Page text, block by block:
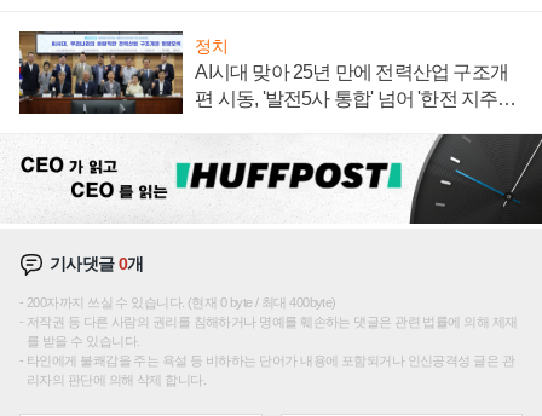
정치
AI시대 맞아 25년 만에 전력산업 구조개
편 시동, '발전5사 통합' 넘어 '한전 지주사'
기사댓글0개
200자까지 쓰실 수 있습니다. (현재 0 byte / 최대 400byte)
저작권 등 다른 사람의 권리를 침해하거나 명예를 훼손하는 댓글은 관련 법률에 의해 제재
를 받을 수 있습니다.
타인에게 불쾌감을 주는 욕설 등 비하하는 단어가 내용에 포함되거나 인신공격성 글은 관
리자의 판단에 의해 삭제 합니다.